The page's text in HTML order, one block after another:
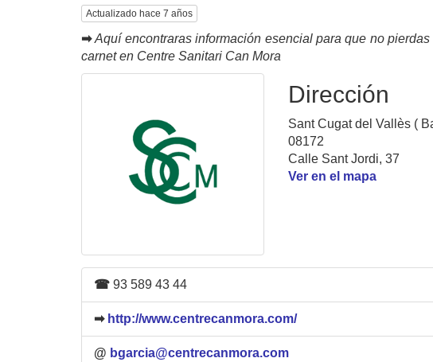
Actualizado hace 7 años
➡ Aquí encontraras información esencial para que no
carnet en Centre Sanitari Can Mora
Dirección
Sant Cugat del Vallès (
08172
Calle Sant Jordi, 37
Ver en el mapa
☎ 93 589 43 44
➡ http://www.centrecanmora.com/
@ bgarcia@centrecanmora.com